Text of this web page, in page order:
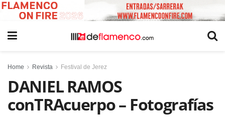
Home Revista Festival de Jerez
DANIEL RAMOS
conTRAcuerpo – Fotografías